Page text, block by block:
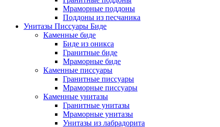
Мраморные поддоны
Поддоны из песчаника
Унитазы Писсуары Биде
Каменные биде
Биде из оникса
Гранитные биде
Мраморные биде
Каменные писсуары
Гранитные писсуары
Мраморные писсуары
Каменные унитазы
Гранитные унитазы
Мраморные унитазы
Унитазы из лабрадорита